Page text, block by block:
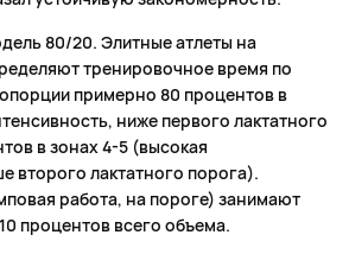
80/20. Элитные атлеты на
тренировочное время по
примерно 80 процентов в
ниже первого лактатного
в зонах 4-5 (высокая
второго лактатного порога).
работа, на пороге) занимают
процентов всего объема.